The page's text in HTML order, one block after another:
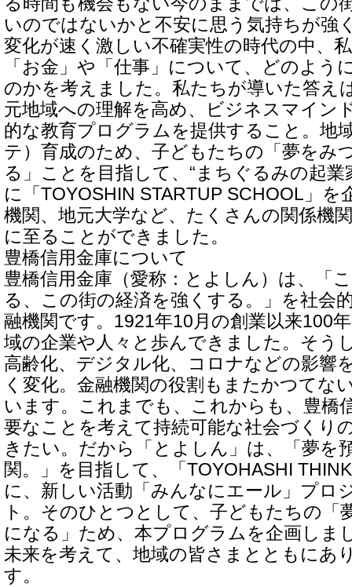
いのではないかと不安に思う気持ちが強
変化が速く激しい不確実性の時代の中、
「お金」や「仕事」について、どのよう
のかを考えました。私たちが導いた答え
元地域への理解を高め、ビジネスマイン
的な教育プログラムを提供すること。地
テ）育成のため、子どもたちの「夢をみ
る」ことを目指して、“まちぐるみの起業
に「TOYOSHIN STARTUP SCHOOL」を
機関、地元大学など、たくさんの関係機
に至ることができました。
豊橋信用金庫について
豊橋信用金庫（愛称：とよしん）は、「
る、この街の経済を強くする。」を社会
融機関です。1921年10月の創業以来100
域の企業や人々と歩んできました。そう
高齢化、デジタル化、コロナなどの影響
く変化。金融機関の役割もまたかつてな
います。これまでも、これからも、豊橋
要なことを考えて持続可能な社会づくり
きたい。だから「とよしん」は、「夢を
関。」を目指して、「TOYOHASHI
に、新しい活動「みんなにエール」プロ
ト。そのひとつとして、子どもたちの「
になる」ため、本プログラムを企画しま
未来を考えて、地域の皆さまとともにあ
す。